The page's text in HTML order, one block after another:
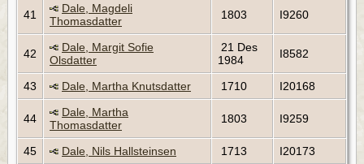
41
Dale, Magdeli
Thomasdatter
1803 I9260
42
Dale, Margit Sofie
Olsdatter
21 Des
1984
I8582
43 Dale, Martha Knutsdatter 1710 I20168
44
Dale, Martha
Thomasdatter
1803 I9259
45 Dale, Nils Hallsteinsen 1713
I20173